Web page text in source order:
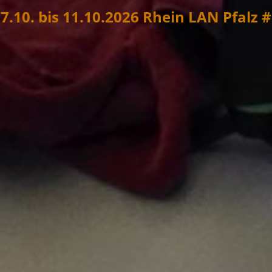
bis 11.10.2026 Rhein LAN Pfalz